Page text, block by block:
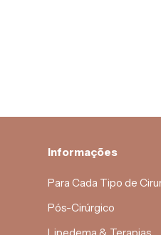
Informações
Para Cada Tipo de
Pós-Cirúrgico